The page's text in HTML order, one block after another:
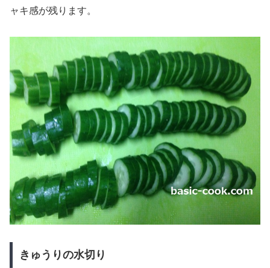
ャキ感が残ります。
きゅうりの水切り